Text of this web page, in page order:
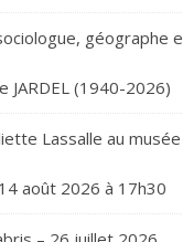
géographe
JARDEL (1940-2026)
Lassalle au
août 2026 à 17h30